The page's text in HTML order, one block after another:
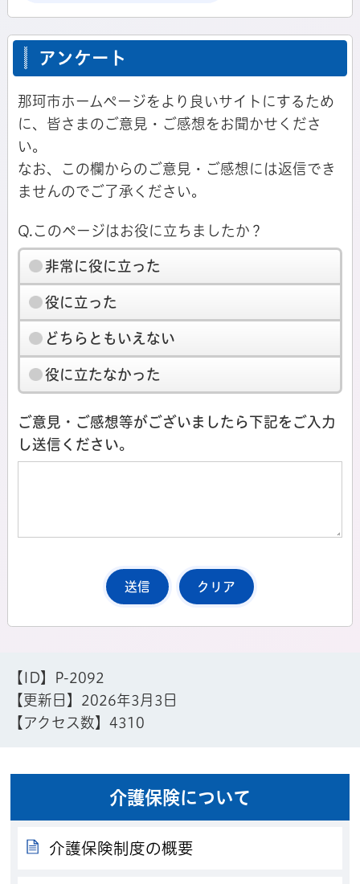
アンケート
那珂市ホームページをより良いサイトにするため
に、皆さまのご意見・ご感想をお聞かせくださ
い。
なお、この欄からのご意見・ご感想には返信でき
ませんのでご了承ください。
Q.このページはお役に立ちましたか？
非常に役に立った
役に立った
どちらともいえない
役に立たなかった
ご意見・ご感想等がございましたら下記をご入力
し送信ください。
【ID】
P-2092
【更新日】 2026年3月3日
【アクセス数】4310
介護保険について
介護保険制度の概要